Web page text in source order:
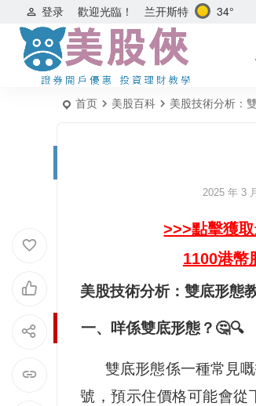
歡迎光臨！
登录 兰开斯特 34°
首页 美股百科 美股技術分析：
2025 年 3
>>>點擊獲
1100港幣
美股技術分析：雙底形態
一、咩係雙底形態？🤔🔍
雙底形態係一種常見
號，預示住價格可能會從